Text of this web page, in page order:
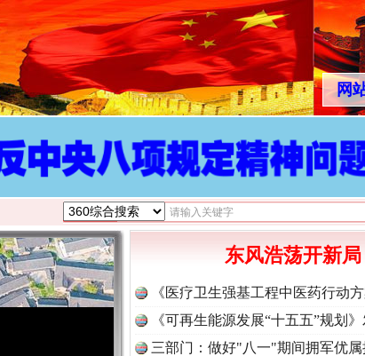
网
东风浩荡开新局
《医疗卫生强基工程中医药行动
《可再生能源发展“十五五”规划
三部门：做好"八一"期间拥军优